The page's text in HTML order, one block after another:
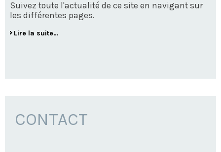
Suivez toute l'actualité de ce site en navigant sur
les différentes pages.
Lire la suite…
CONTACT